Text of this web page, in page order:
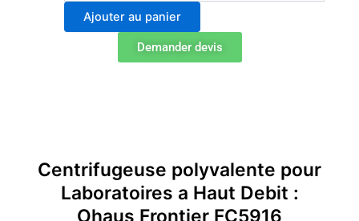
Ohaus
Frontier
Ajouter au panier
Demander devis
Centrifugeuse polyvalente pour
Laboratoires a Haut Debit :
Ohaus Frontier FC5916